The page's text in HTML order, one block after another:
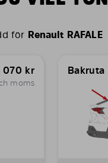
för Renault RAFALE
070 kr
moms
Bakruta